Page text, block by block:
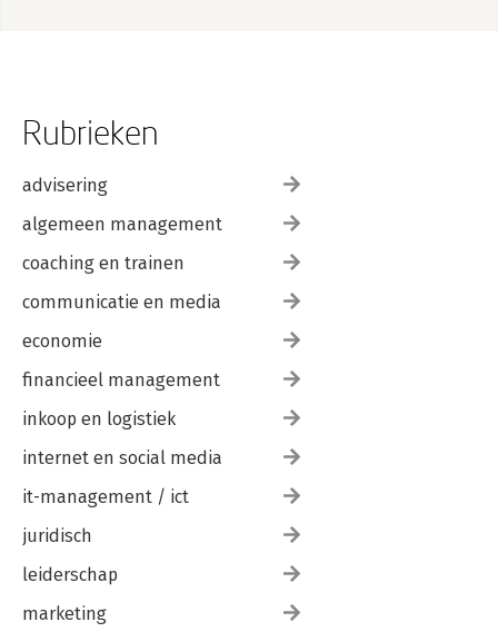
Rubrieken
advisering
algemeen management
coaching en trainen
communicatie en media
economie
financieel management
inkoop en logistiek
internet en social media
it-management / ict
juridisch
leiderschap
marketing